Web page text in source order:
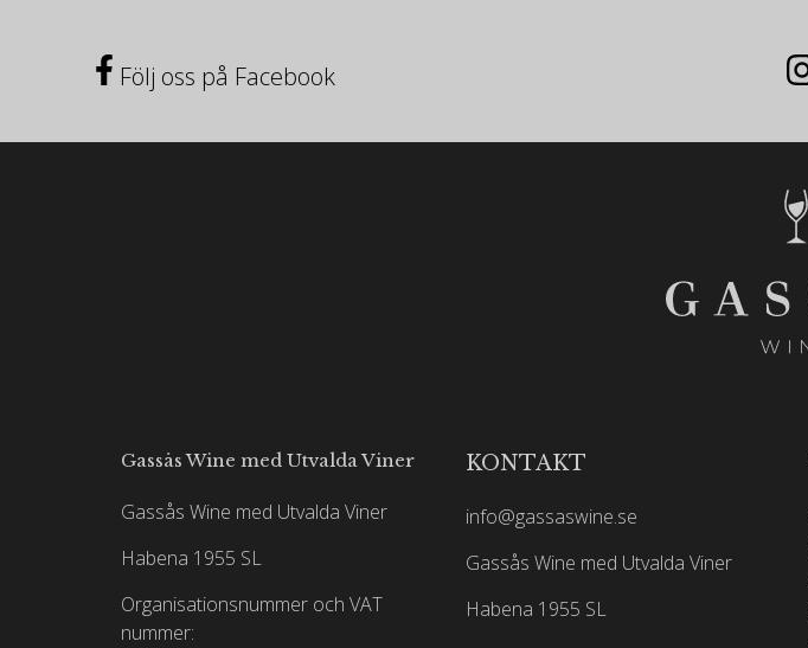
Följ oss på Facebook
Gassås Wine med Utvalda Viner
Gassås Wine med Utvalda Viner
Habena 1955 SL
Organisationsnummer och VAT
nummer:
KONTAKT
info@gassaswine.se
Gassås Wine med Utvalda Viner
Habena 1955 SL